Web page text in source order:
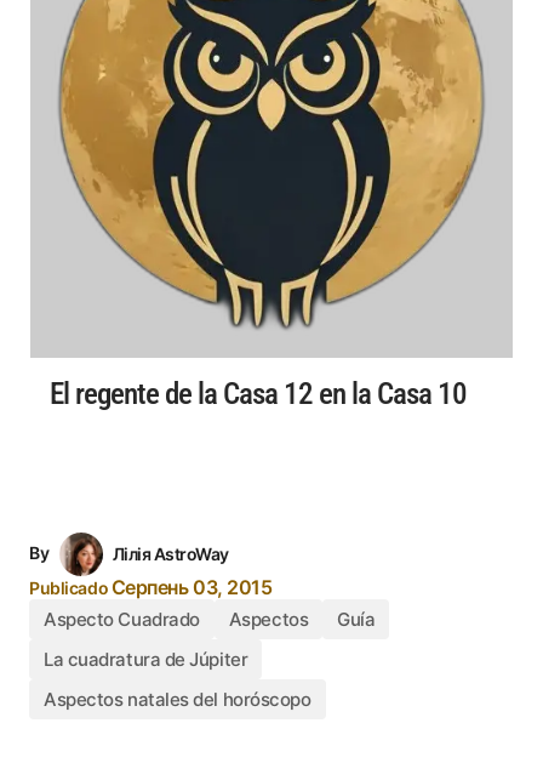
El regente de la Casa 12 en la Casa 10
By
Лілія AstroWay
PublicadoСерпень 03, 2015
Aspecto Cuadrado Aspectos
Guía
La cuadratura de Júpiter
Aspectos natales del horóscopo